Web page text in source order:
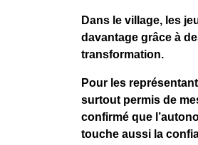
Dans le village, les
davantage grâce à
transformation.
Pour les
surtout permis de
confirmé que
touche aussi la